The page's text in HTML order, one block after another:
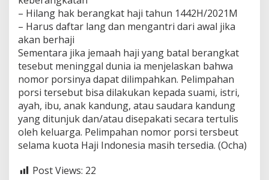
– Hilang hak berangkat haji tahun 1442H/2021M
– Harus daftar lang dan mengantri dari awal jika
akan berhaji
Sementara jika jemaah haji yang batal berangkat
tesebut meninggal dunia ia menjelaskan bahwa
nomor porsinya dapat dilimpahkan. Pelimpahan
porsi tersebut bisa dilakukan kepada suami, istri,
ayah, ibu, anak kandung, atau saudara kandung
yang ditunjuk dan/atau disepakati secara tertulis
oleh keluarga. Pelimpahan nomor porsi tersbeut
selama kuota Haji Indonesia masih tersedia. (Ocha)
Post Views: 22